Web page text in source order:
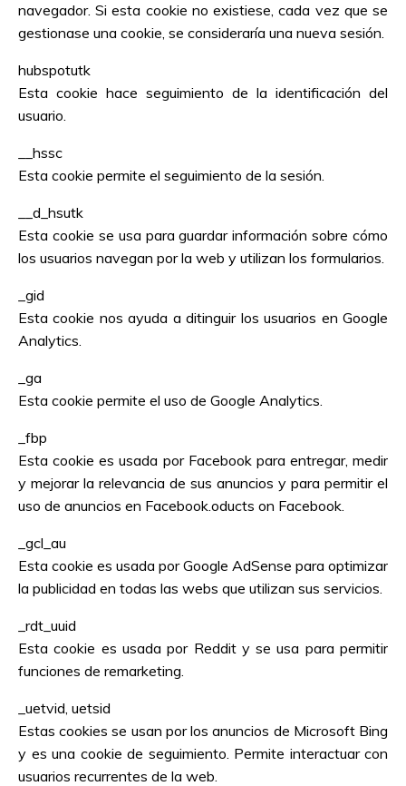
navegador. Si esta cookie no existiese, cada vez que se
gestionase una cookie, se consideraría una nueva sesión.
hubspotutk
Esta cookie hace seguimiento de la identificación del
usuario.
__hssc
Esta cookie permite el seguimiento de la sesión.
__d_hsutk
Esta cookie se usa para guardar información sobre cómo
los usuarios navegan por la web y utilizan los formularios.
_gid
Esta cookie nos ayuda a ditinguir los usuarios en Google
Analytics.
_ga
Esta cookie permite el uso de Google Analytics.
_fbp
Esta cookie es usada por Facebook para entregar, medir
y mejorar la relevancia de sus anuncios y para permitir el
uso de anuncios en Facebook.oducts on Facebook.
_gcl_au
Esta cookie es usada por Google AdSense para optimizar
la publicidad en todas las webs que utilizan sus servicios.
_rdt_uuid
Esta cookie es usada por Reddit y se usa para permitir
funciones de remarketing.
_uetvid, uetsid
Estas cookies se usan por los anuncios de Microsoft Bing
y es una cookie de seguimiento. Permite interactuar con
usuarios recurrentes de la web.